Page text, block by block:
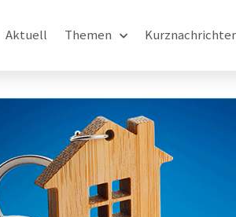
Aktuell Themen